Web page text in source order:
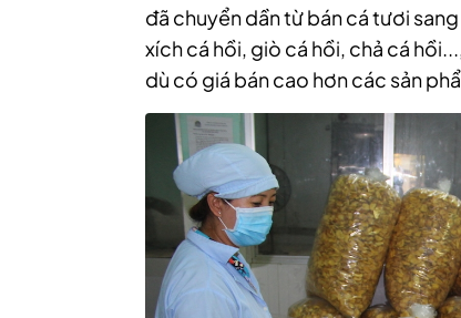
đã chuyển dần từ bán cá tươi
xích cá hồi, giò cá hồi, chả cá
dù có giá bán cao hơn các sản